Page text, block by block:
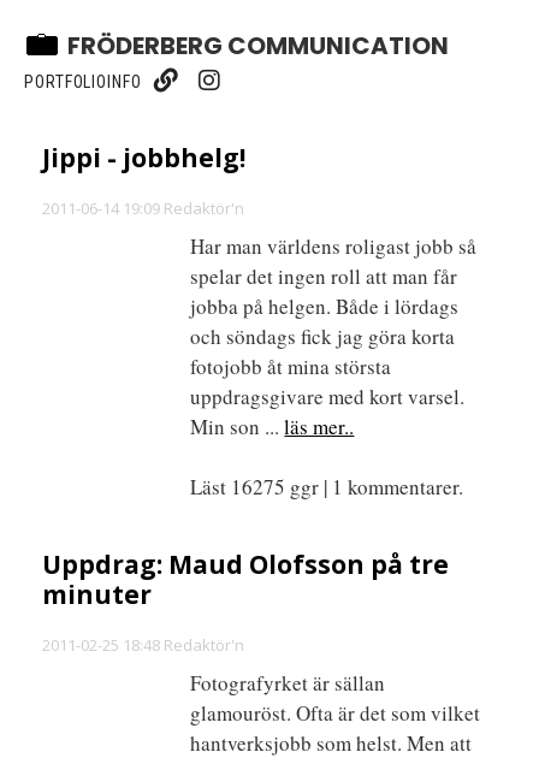
FRÖDERBERG COMMUNICATION
PORTFOLIOINFO
Jippi - jobbhelg!
2011-06-14 19:09 Redaktör'n
Har man världens roligast jobb så
spelar det ingen roll att man får
jobba på helgen. Både i lördags
och söndags fick jag göra korta
fotojobb åt mina största
uppdragsgivare med kort varsel.
Min son ...läs mer..
Läst 16275 ggr | 1 kommentarer.
Uppdrag: Maud Olofsson på tre
minuter
2011-02-25 18:48 Redaktör'n
Fotografyrket är sällan
glamouröst. Ofta är det som vilket
hantverksjobb som helst. Men att